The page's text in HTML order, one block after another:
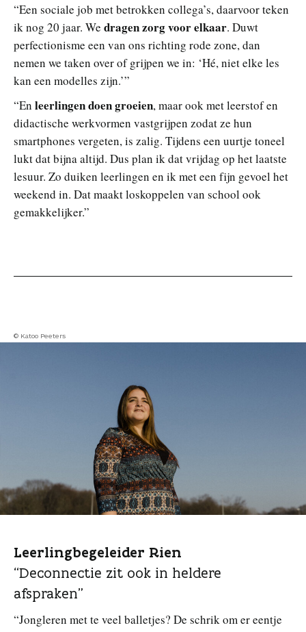
“Een sociale job met betrokken collega’s, daarvoor teken
ik nog 20 jaar. We dragen zorg voor elkaar. Duwt
perfectionisme een van ons richting rode zone, dan
nemen we taken over of grijpen we in: ‘Hé, niet elke les
kan een modelles zijn.’”
“En leerlingen doen groeien, maar ook met leerstof en
didactische werkvormen vastgrijpen zodat ze hun
smartphones vergeten, is zalig. Tijdens een uurtje toneel
lukt dat bijna altijd. Dus plan ik dat vrijdag op het laatste
lesuur. Zo duiken leerlingen en ik met een fijn gevoel het
weekend in. Dat maakt loskoppelen van school ook
gemakkelijker.”
© Katoo Peeters
Leerlingbegeleider Rien
“Deconnectie zit ook in heldere
afspraken”
“Jongleren met te veel balletjes? De schrik om er eentje